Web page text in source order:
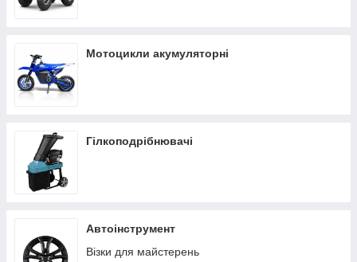
Мотоцикли акумуляторні
Гілкоподрібнювачі
Автоінструмент
Візки для майстерень